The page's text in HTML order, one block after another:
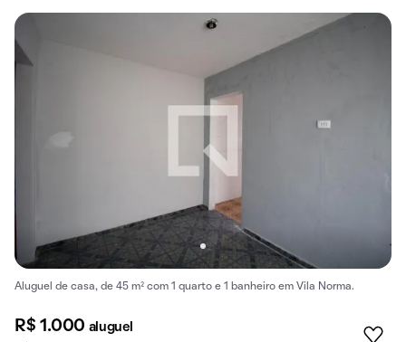
Aluguel de casa, de 45 m² com 1 quarto e 1 banheiro em Vila Norma.
R$ 1.000 aluguel